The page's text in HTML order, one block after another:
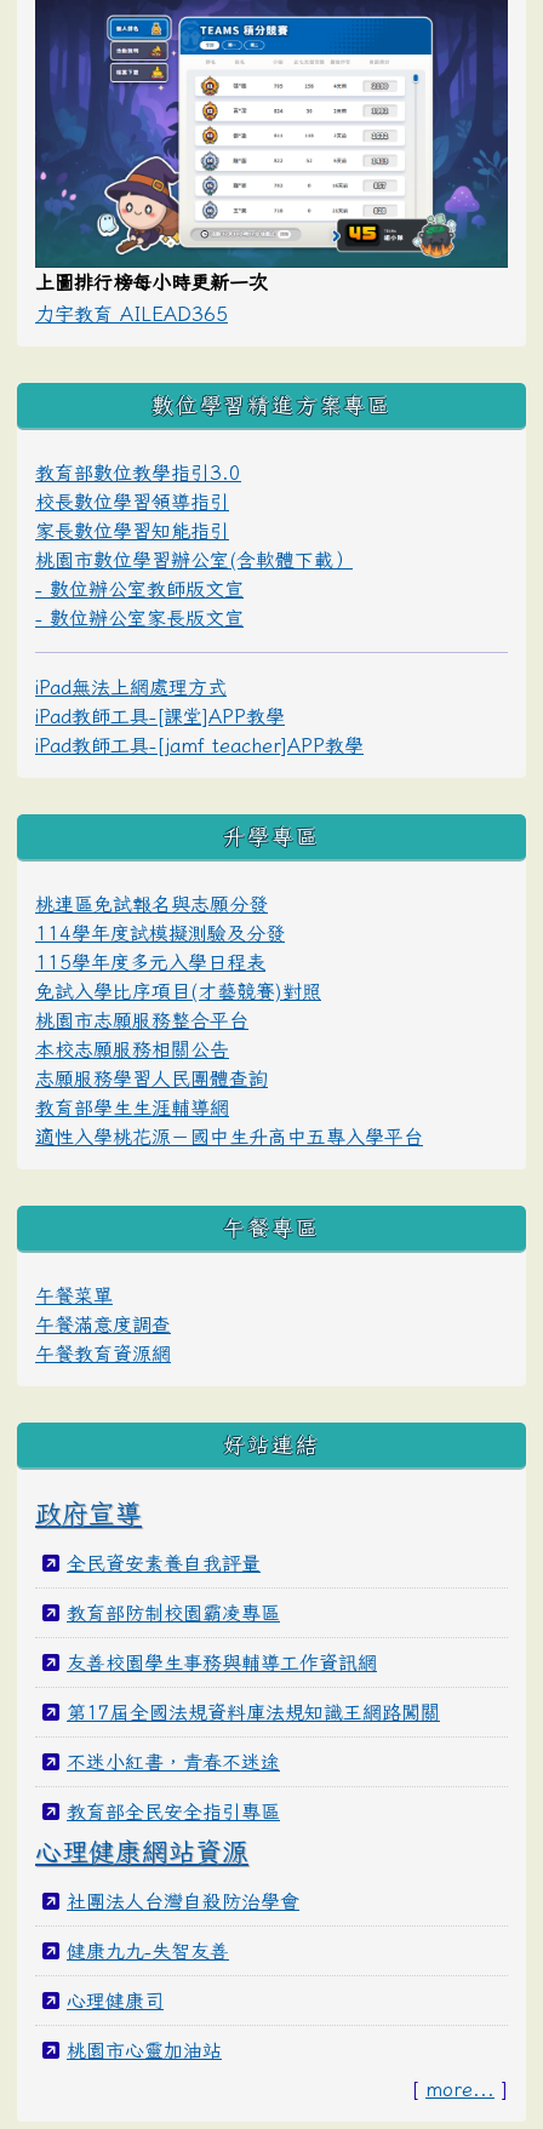
上圖排行榜每小時更新一次
力宇教育 AILEAD365
數位學習精進方案專區
教育部數位教學指引3.0
校長數位學習領導指引
家長數位學習知能指引
桃園市數位學習辦公室(含軟體下載）
- 數位辦公室教師版文宣
- 數位辦公室家長版文宣
iPad無法上網處理方式
iPad教師工具-[課堂]APP教學
iPad教師工具-[jamf teacher]APP教學
升學專區
桃連區免試報名與志願分發
114學年度試模擬測驗及分發
115學年度多元入學日程表
免試入學比序項目(才藝競賽)對照
桃園市志願服務整合平台
本校志願服務相關公告
志願服務學習人民團體查詢
教育部學生生涯輔導網
適性入學桃花源－國中生升高中五專入學平台
午餐專區
午餐菜單
午餐滿意度調查
午餐教育資源網
好站連結
政府宣導
全民資安素養自我評量
教育部防制校園霸凌專區
友善校園學生事務與輔導工作資訊網
第17屆全國法規資料庫法規知識王網路闖關
不迷小紅書，青春不迷途
教育部全民安全指引專區
心理健康網站資源
社團法人台灣自殺防治學會
健康九九-失智友善
心理健康司
桃園市心靈加油站
[ more... ]